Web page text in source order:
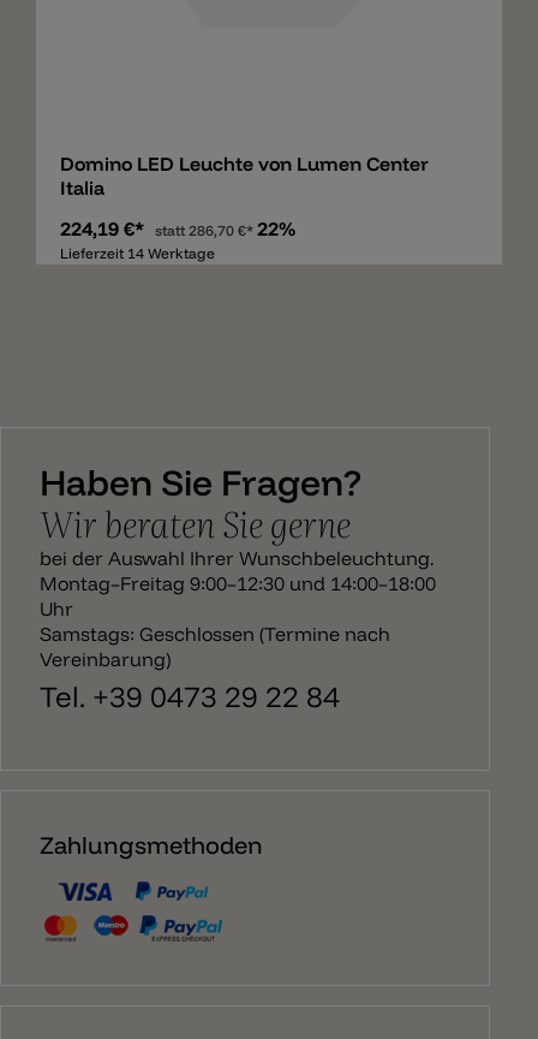
Domino LED Leuchte von Lumen Center
Italia
224,19 €* statt286,70 €* 22%
Lieferzeit 14 Werktage
Haben Sie Fragen?
Wir beraten Sie gerne
bei der Auswahl Ihrer Wunschbeleuchtung.
Montag–Freitag 9:00–12:30 und 14:00–18:00
Uhr
Samstags: Geschlossen (Termine nach
Vereinbarung)
Tel. +39 0473 29 22 84
Zahlungsmethoden